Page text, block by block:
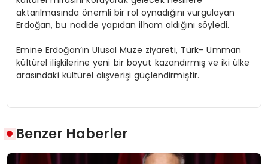
aktarılmasında önemli bir rol oynadığını vurgulayan
Erdoğan, bu nadide yapıdan ilham aldığını söyledi.
Emine Erdoğan’ın Ulusal Müze ziyareti, Türk- Umman
kültürel ilişkilerine yeni bir boyut kazandırmış ve iki ülke
arasındaki kültürel alışverişi güçlendirmiştir.
Benzer Haberler